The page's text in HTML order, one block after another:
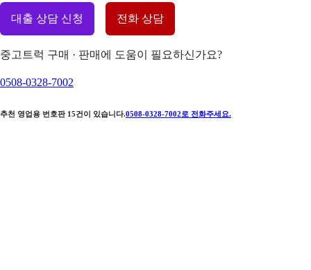
대출 상담 신청 전화 상담
중고트럭 구매 · 판매에 도움이 필요하신가요?
0508-0328-7002
추천 영업용 번호판 15건이 있습니다.0508-0328-7002 로 전화주세요.